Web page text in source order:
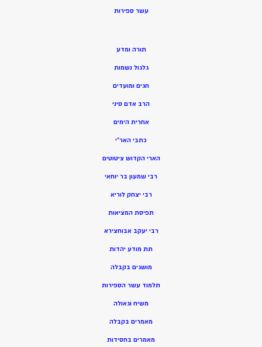
עשר ספירות
תורה ומדע
גלגול נשמות
חגים ומועדים
הרב אדם סיני
אחרית הימים
כתבי האר”י
הארי הקדוש ציטוטים
רבי שמעון בר יוחאי
רבי יצחק לוריא
תפיסת המציאות
רבי יעקב אבוחצירא
תת מודע יהדות
מושגים בקבלה
תלמוד עשר הספירות
משיח וגאולה
מאמרים בקבלה
מאמרים בחסידות